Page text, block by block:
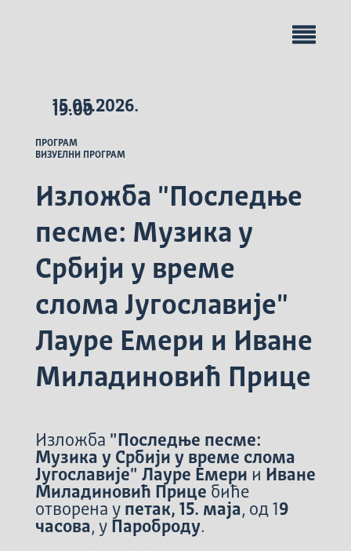
15.05.2026.
19.00
ПРОГРАМ
ВИЗУЕЛНИ ПРОГРАМ
Изложба "Последње
песме: Музика у
Србији у време
слома Југославије"
Лауре Емери и Иване
Миладиновић Прице
Изложба "Последње песме:
Музика у Србији у време слома
Југославије" Лауре Емери и Иване
Миладиновић Прице биће
отворена у петак, 15. маја, од 1 9
часова, у Пароброду.